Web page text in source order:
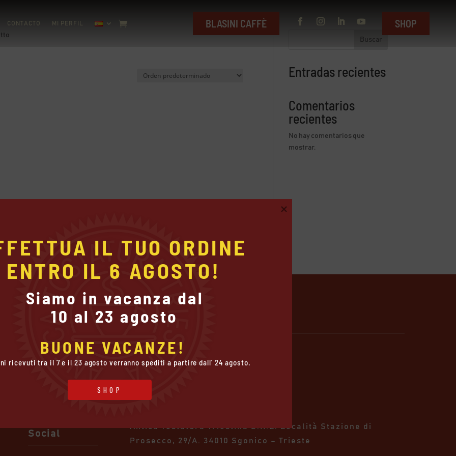
CONTACTO MI PERFIL BLASINI CAFFÈ SHOP
Buscar
Entradas recientes
Comentarios
recientes
No hay comentarios que
mostrar.
Politiche
Politiche sulla
riservatezza
Gestione dei
Social
Contatti
Antica Tostatura Triestina Italia
Antica Tostatura Triestina S.R.L.Località Stazione di
Prosecco, 29/A. 34010 Sgonico – Trieste
IL TUO ORDINE
ENTRO IL 6 AGOSTO!
ricevuti tra il 7 e il 23 agosto verranno spediti a partire dall' 24 agosto.
SHOP
BUONE VACANZE!
Siamo in vacanza dal
10 al 23 agosto